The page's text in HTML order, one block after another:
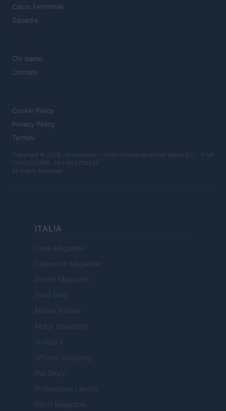
Calcio Femminile
Squadre
Chi siamo
Contatti
Cookie Policy
Privacy Policy
Termini
Copyright © 2026 · Ilcalcionline — Edito in Italia da AdHub Media S.r.l. · P.IVA
13542920965 · REA MI 2729933
All Rights Reserved
ITALIA
Casa Magazine
Cineverse Magazine
Donne Magazine
Food Blog
Milano Notizie
Motor Magazine
Notizie.it
Offerte Shopping
Pet Story
Professione Lavoro
Sport Magazine